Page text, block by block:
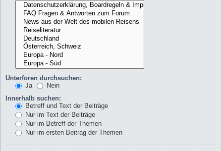
Unterforen durchsuchen:
Ja
Nein
Innerhalb suchen:
Betreff und Text der Beiträge
Nur im Text der Beiträge
Nur im Betreff der Themen
Nur im ersten Beitrag der Themen